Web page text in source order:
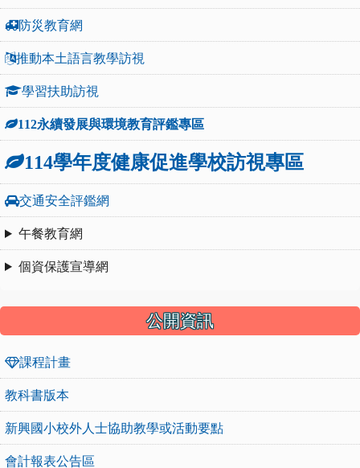
防災教育網
推動本土語言教學訪視
學習扶助訪視
112永續發展與環境教育評鑑專區
114學年度健康促進學校訪視專區
交通安全評鑑網
午餐教育網
個資保護宣導網
公開資訊
課程計畫
教科書版本
新興國小校外人士協助教學或活動要點
會計報表公告區